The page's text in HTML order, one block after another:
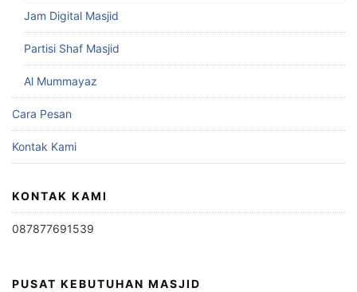
Jam Digital Masjid
Partisi Shaf Masjid
Al Mummayaz
Cara Pesan
Kontak Kami
KONTAK KAMI
087877691539
PUSAT KEBUTUHAN MASJID